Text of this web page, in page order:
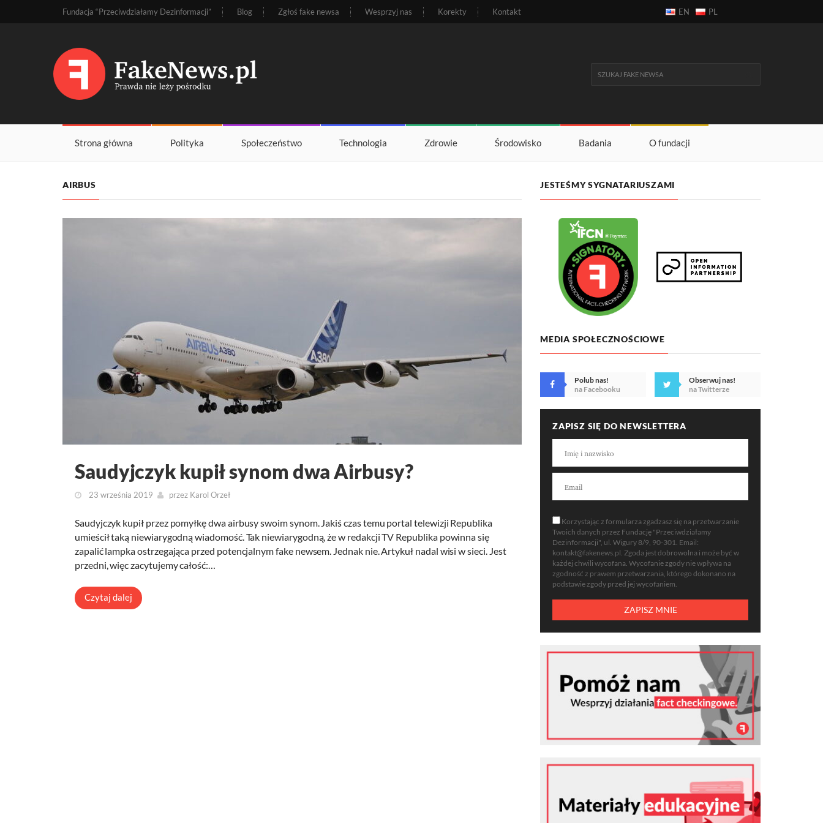
Fundacja “Przeciwdziałamy Dezinformacji” Blog Zgłoś fake newsa Wesprzyj nas Korekty Kontakt EN PL
Strona główna Polityka Społeczeństwo Technologia Zdrowie Środowisko Badania O fundacji
AIRBUS
Saudyjczyk kupił synom dwa Airbusy?
23 września 2019 przez Karol Orzeł
Saudyjczyk kupił przez pomyłkę dwa airbusy swoim synom. Jakiś czas temu portal telewizji Republika
umieścił taką niewiarygodną wiadomość. Tak niewiarygodną, że w redakcji TV Republika powinna się
zapalić lampka ostrzegająca przed potencjalnym fake newsem. Jednak nie. Artykuł nadal wisi w sieci. Jest
przedni, więc zacytujemy całość:…
Czytaj dalej
JESTEŚMY SYGNATARIUSZAMI
MEDIA SPOŁECZNOŚCIOWE
Polub nas!
na Facebooku
Obserwuj nas!
na Twitterze
ZAPISZ SIĘ DO NEWSLETTERA
Korzystając z formularza zgadzasz się na przetwarzanie
Twoich danych przez Fundację "Przeciwdziałamy
Dezinformacji", ul. Wigury 8/9, 90-301. Email:
kontakt@fakenews.pl. Zgoda jest dobrowolna i może być w
każdej chwili wycofana. Wycofanie zgody nie wpływa na
zgodność z prawem przetwarzania, którego dokonano na
podstawie zgody przed jej wycofaniem.